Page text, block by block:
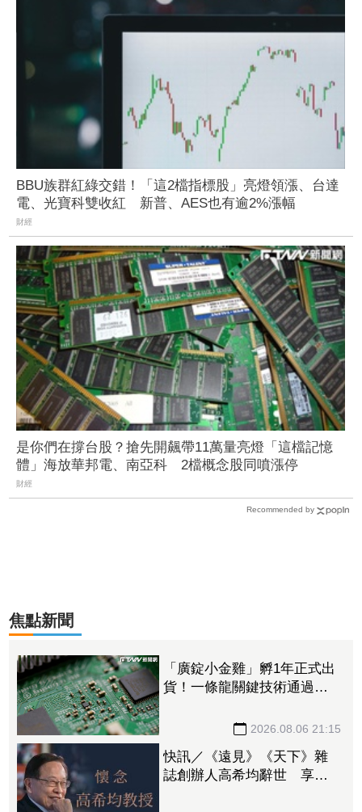
BBU族群紅綠交錯！「這2檔指標股」亮燈領漲、台達
電、光寶科雙收紅 新普、AES也有逾2%漲幅
財經
是你們在撐台股？搶先開飆帶11萬量亮燈「這檔記憶
體」海放華邦電、南亞科 2檔概念股同噴漲停
財經
Recommended by
焦點新聞
「廣錠小金雞」孵1年正式出
貨！一條龍關鍵技術通過驗
2026.08.06 21:15
快訊／《遠見》《天下》雜
誌創辦人高希均辭世 享耆